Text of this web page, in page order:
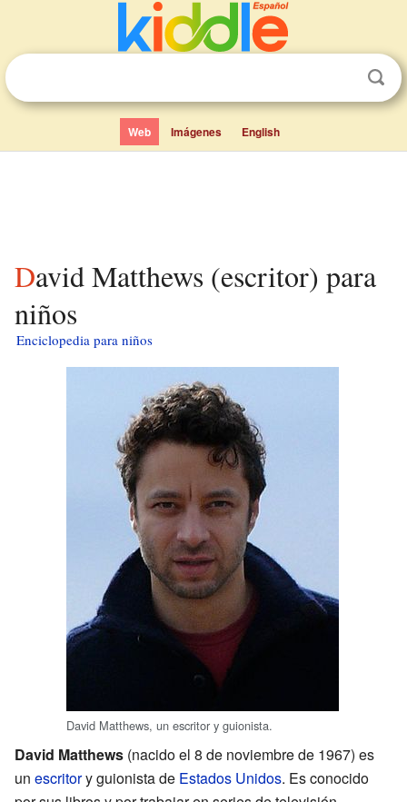
Web Imágenes English
David Matthews (escritor) para
niños
Enciclopedia para niños
David Matthews, un escritor y guionista.
David Matthews (nacido el 8 de noviembre de 1967) es
un escritory guionista de Estados Unidos. Es conocido